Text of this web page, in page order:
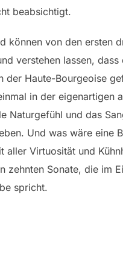
beabsichtigt.
können von den ersten
verstehen lassen,
der Haute-Bourgeoise
in der eigenartigen
Naturgefühl und das
Und was wäre eine
Virtuosität und
Sonate, die im
spricht.